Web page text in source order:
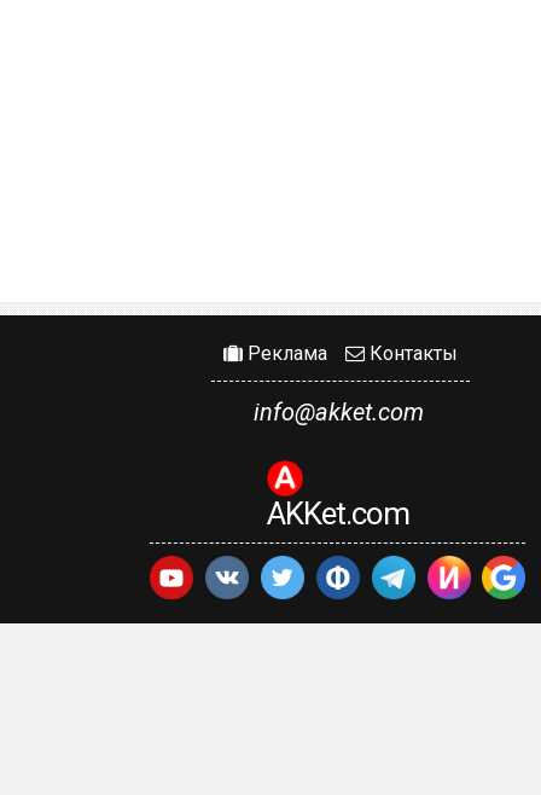
Реклама Контакты
info@akket.com
AKKet.com